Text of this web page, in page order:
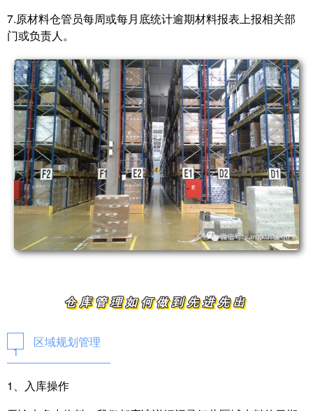
7.原材料仓管员每周或每月底统计逾期材料报表上报相关部
门或负责人。
仓库管理如何做到先进先出
1
区域规划管理
1、入库操作